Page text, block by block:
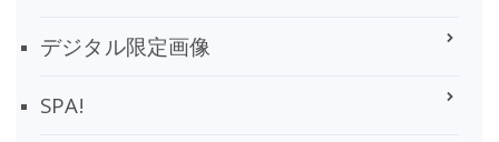
デジタル限定画像
SPA!